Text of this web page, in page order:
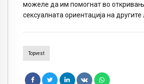
можеле да им помогнат во
сексуалната ориентација на другите
Topvest